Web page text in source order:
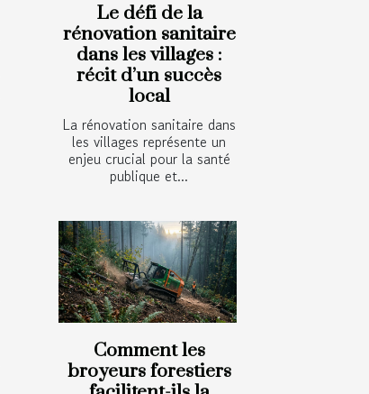
Le défi de la
rénovation sanitaire
dans les villages :
récit d’un succès
local
La rénovation sanitaire dans
les villages représente un
enjeu crucial pour la santé
publique et...
Comment les
broyeurs forestiers